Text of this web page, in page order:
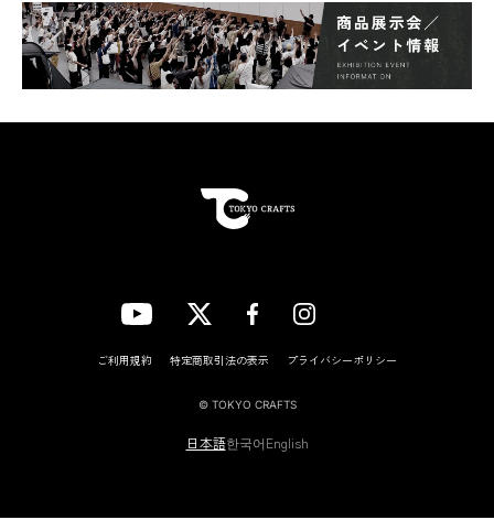
フルフラット
フラット
スカンジ
チゼル
「ホロ―」・「フルフラット」・「フラット」の3種類は、刃先が細く切れ味が
いいので、料理など細かい作業向きです。刃先が細い分、耐久性は劣るの
ので、バトニングに適しています。中でも「スカンジ」は研ぎ直しがしや
ポイント④グリップは滑りにくく持ちやすい樹脂素材を選ぼう
キャンプ用ナイフは、グリップ（持ち手）が滑りやすいと、ケガの危険性
が高くなります。特にナイフの扱いに慣れていない初心者は、安全性を
ご利用規約 特定商取引法の表示 プライバシーポリシー
© TOKYO CRAFTS
日本語한국어English